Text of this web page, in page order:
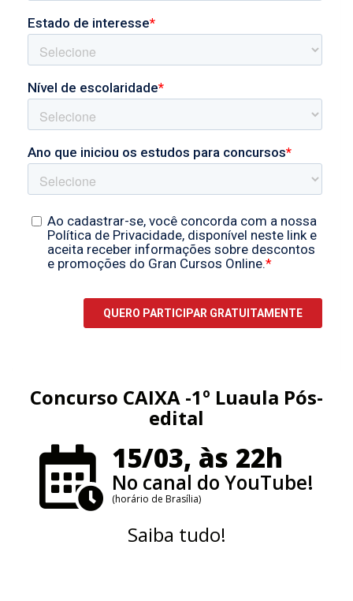
Concurso CAIXA -1º Luaula Pós-
edital
15/03, às 22h
No canal do YouTube!
(horário de Brasília)
Saiba tudo!